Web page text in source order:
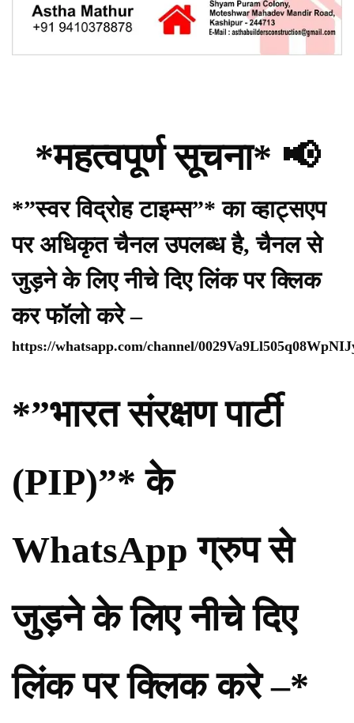
*महत्वपूर्ण सूचना* 📢
*”स्वर विद्रोह टाइम्स”* का व्हाट्सएप
पर अधिकृत चैनल उपलब्ध है, चैनल से
जुड़ने के लिए नीचे दिए लिंक पर क्लिक
कर फॉलो करे –
https://whatsapp.com/channel/
*”भारत संरक्षण पार्टी
(PIP)”* के
WhatsApp ग्रुप से
जुड़ने के लिए नीचे दिए
लिंक पर क्लिक करे –*